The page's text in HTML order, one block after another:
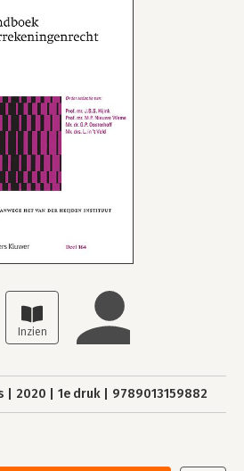
2020 1e druk 9789013159882